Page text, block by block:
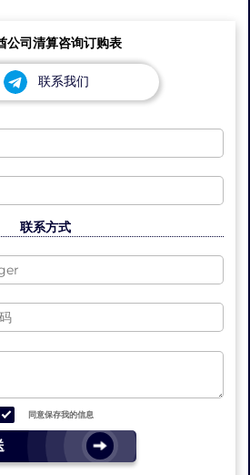
公司清算咨询订购表
联系我们
联系方式
同意保存我的信息